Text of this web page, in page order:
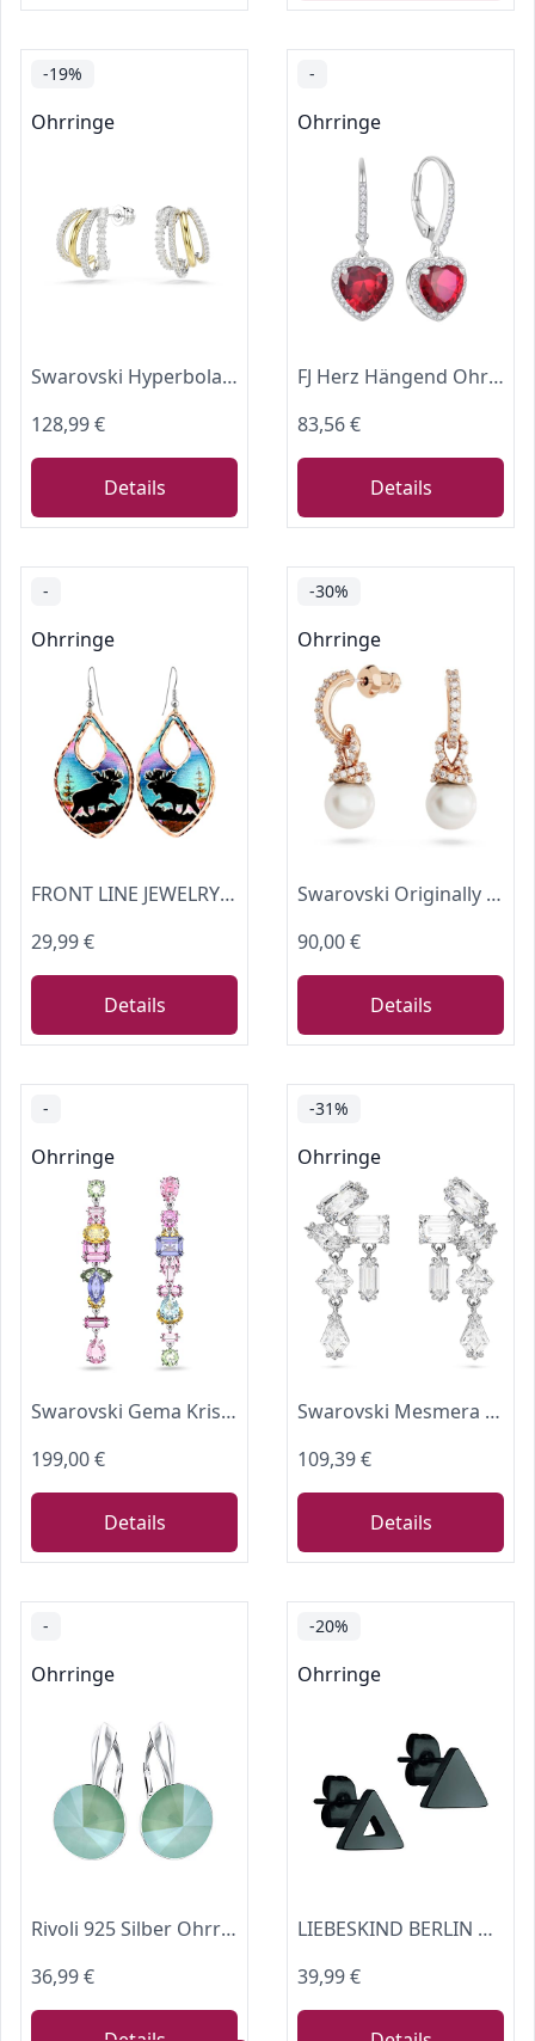
-19%
Ohrringe
Swarovski Hyperbola Creolen-Ohrringe, gemischte Schliffe, Mini, transparent, gemischtes Metallic-Finish, One Size, Cubic Zirkonia, Cubic Zirkonia
128,99 €
Details
-
Ohrringe
FJ Herz Hängend Ohrringe Damen 925 Sterling Silber Halo Ohrringe Rubin Juli Geburtsstein Schmuck Geschenke für Frauen Mutter Freundin Mama
83,56 €
Details
-
Ohrringe
FRONT LINE JEWELRY Elch Ohrringe für Damen Handgefertigte Kupfer Ohrhänger mit Alaska Nordlicht Motiv Elch Schmuck für Wildtierliebhaber
29,99 €
Details
-30%
Ohrringe
Swarovski Originally Drop-Ohrhänger, Kristallperle, Weiß, Roségold-Legierungsschicht
90,00 €
Details
-
Ohrringe
Swarovski Gema Kristall-Ohrhänger, Einheitsgröße, Metall, Kein Edelstein
199,00 €
Details
-31%
Ohrringe
Swarovski Mesmera Ohrhänger, Weiße und Rhodinierte Hängeohrringe mit Strahlenden Swarovski Kristallen
109,39 €
Details
-
Ohrringe
Rivoli 925 Silber Ohrringe Österreichische Zirkonia - Schmuck für Frauen und Mädchen - Hängeohrringe Ideal für Geschenke für Frauen Geschenk für Mutter-Frau-Tochter (Mint)
36,99 €
-20%
Ohrringe
LIEBESKIND BERLIN Damen-Ohrstecker Edelstahl LJ-0337-E-06, dreieckiger ohrstecker
39,99 €